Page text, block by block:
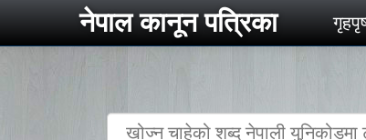
नेपाल कानून पत्रिका